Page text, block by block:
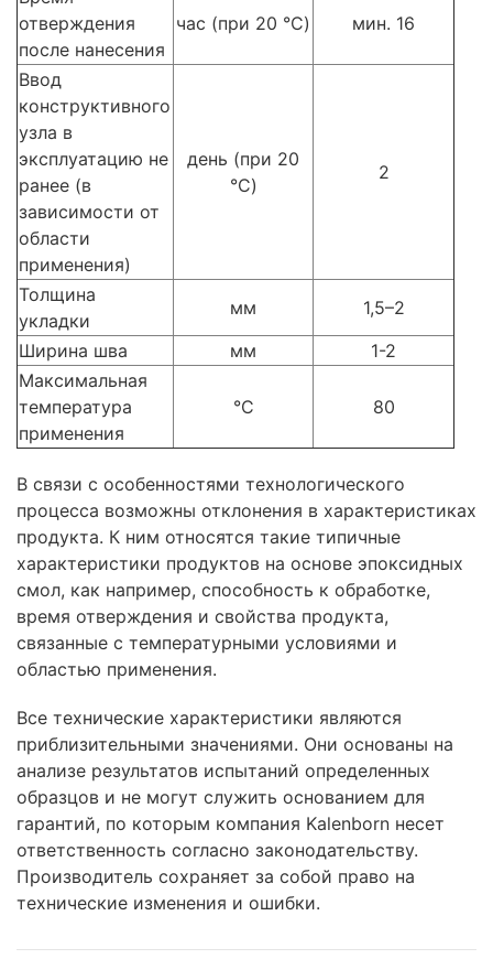
отверждения
после нанесения
час (при 20 °C) мин. 16
Ввод
конструктивного
узла в
эксплуатацию не
ранее (в
зависимости от
области
применения)
день (при 20
°C)
2
Толщина
укладки
мм
1,5–2
Ширина шва
мм
1-2
Максимальная
температура
применения
°C 80
В связи с особенностями технологического
процесса возможны отклонения в характеристиках
продукта. К ним относятся такие типичные
характеристики продуктов на основе эпоксидных
смол, как например, способность к обработке,
время отверждения и свойства продукта,
связанные с температурными условиями и
областью применения.
Все технические характеристики являются
приблизительными значениями. Они основаны на
анализе результатов испытаний определенных
образцов и не могут служить основанием для
гарантий, по которым компания Kalenborn несет
ответственность согласно законодательству.
Производитель сохраняет за собой право на
технические изменения и ошибки.